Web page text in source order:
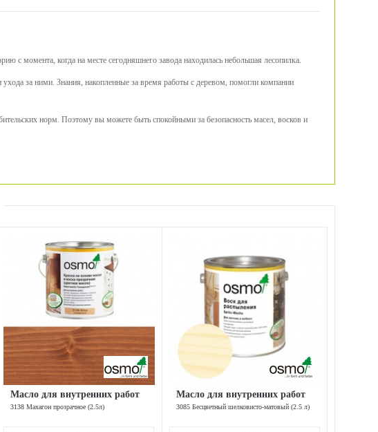
с момента, когда на месте сегодняшнего завода находилась небольшая лесопилка.
за ними. Знания, накопленные за время работы с деревом, помогли компании
норм. Поэтому вы можете быть спокойными за безопасность масел, восков и
Масло для внутренних работ
3138 Махагон прозрачное (2.5л)
Масло для внутренних работ
3085 Бесцветный шелковисто-матовый (2.5 л)